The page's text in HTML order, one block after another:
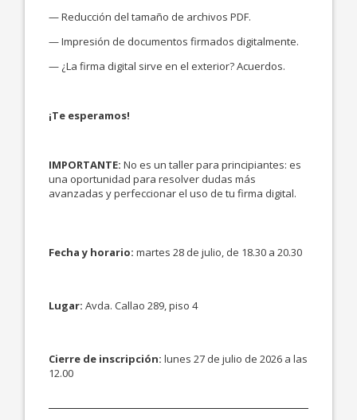
— Reducción del tamaño de archivos PDF.
— Impresión de documentos firmados digitalmente.
— ¿La firma digital sirve en el exterior? Acuerdos.
¡Te esperamos!
IMPORTANTE: No es un taller para principiantes: es
una oportunidad para resolver dudas más
avanzadas y perfeccionar el uso de tu firma digital.
Fecha y horario: martes 28 de julio, de 18.30 a 20.30
Lugar: Avda. Callao 289, piso 4
Cierre de inscripción: lunes 27 de julio de 2026 a las
12.00